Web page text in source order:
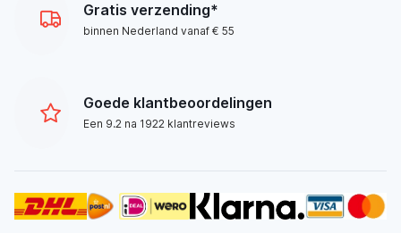
Gratis verzending*
binnen Nederland vanaf € 55
Goede klantbeoordelingen
Een 9.2 na 1922 klantreviews